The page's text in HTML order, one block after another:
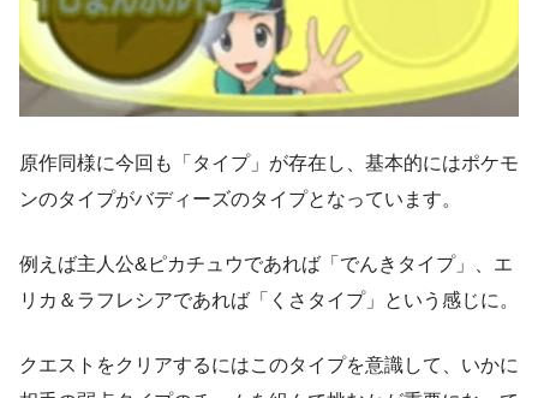
原作同様に今回も「タイプ」が存在し、基本的にはポケモ
ンのタイプがバディーズのタイプとなっています。
例えば主人公&ピカチュウであれば「でんきタイプ」、エ
リカ＆ラフレシアであれば「くさタイプ」という感じに。
クエストをクリアするにはこのタイプを意識して、 いかに